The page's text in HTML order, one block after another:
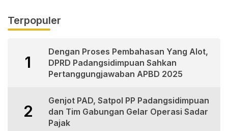
Terpopuler
1
Dengan Proses Pembahasan Yang Alot,
DPRD Padangsidimpuan Sahkan
Pertanggungjawaban APBD 2025
2
Genjot PAD, Satpol PP Padangsidimpuan
dan Tim Gabungan Gelar Operasi Sadar
Pajak